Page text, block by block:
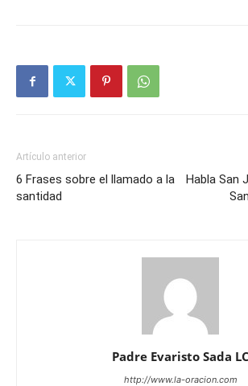
Artículo anterior
6 Frases sobre el llamado a la
santidad
Habla San
Padre Evaristo Sada LC
http://www.la-oracion.com